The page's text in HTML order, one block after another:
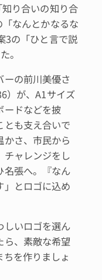
り合いの知り合
なんとかなるな
3の「ひと言で説
。
の前川美優さ
）が、A1サイズ
ードなどを披
とも支え合いで
さ、市民から
チャレンジをし
名張へ。『なん
」とロゴに込め
いロゴを選ん
ら、素敵な希望
を作りましょ